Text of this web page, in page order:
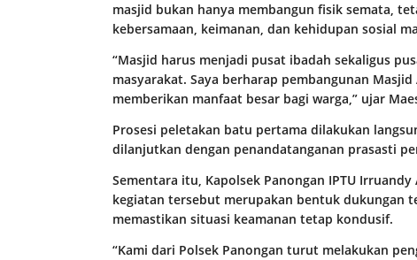
masjid bukan hanya membangun fisik semata,
kebersamaan, keimanan, dan kehidupan sosial
“Masjid harus menjadi pusat ibadah sekaligus
masyarakat. Saya berharap pembangunan
memberikan manfaat besar bagi warga,” ujar
Prosesi peletakan batu pertama dilakukan
dilanjutkan dengan penandatanganan prasasti
Sementara itu, Kapolsek Panongan IPTU
kegiatan tersebut merupakan bentuk dukungan
memastikan situasi keamanan tetap kondusif.
“Kami dari Polsek Panongan turut melakukan